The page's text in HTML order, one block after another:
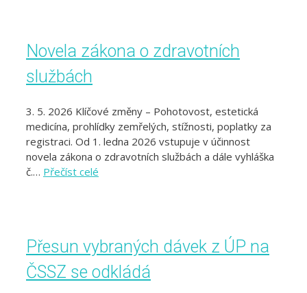
Novela zákona o zdravotních
službách
3. 5. 2026 Klíčové změny – Pohotovost, estetická
medicína, prohlídky zemřelých, stížnosti, poplatky za
registraci. Od 1. ledna 2026 vstupuje v účinnost
novela zákona o zdravotních službách a dále vyhláška
č.… Přečíst celé
Přesun vybraných dávek z ÚP na
ČSSZ se odkládá